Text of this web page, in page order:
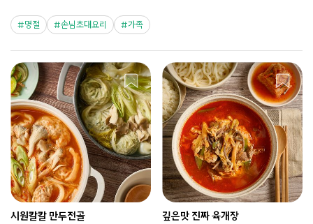
명절 손님초대요리 가족
시원칼칼 만두전골 깊은맛 진짜 육개장